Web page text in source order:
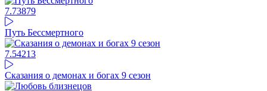
7.73879
Путь Бессмертного
7.54213
Сказания о демонах и богах 9 сезон